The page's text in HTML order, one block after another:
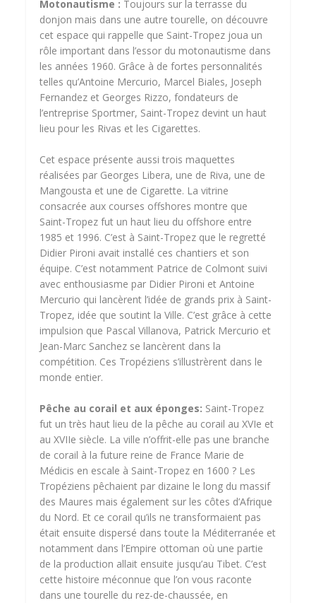
Motonautisme : Toujours sur la terrasse du
donjon mais dans une autre tourelle, on découvre
cet espace qui rappelle que Saint-Tropez joua un
rôle important dans l’essor du motonautisme dans
les années 1960. Grâce à de fortes personnalités
telles qu’Antoine Mercurio, Marcel Biales, Joseph
Fernandez et Georges Rizzo, fondateurs de
l’entreprise Sportmer, Saint-Tropez devint un haut
lieu pour les Rivas et les Cigarettes.
Cet espace présente aussi trois maquettes
réalisées par Georges Libera, une de Riva, une de
Mangousta et une de Cigarette. La vitrine
consacrée aux courses offshores montre que
Saint-Tropez fut un haut lieu du offshore entre
1985 et 1996. C’est à Saint-Tropez que le regretté
Didier Pironi avait installé ces chantiers et son
équipe. C’est notamment Patrice de Colmont suivi
avec enthousiasme par Didier Pironi et Antoine
Mercurio qui lancèrent l’idée de grands prix à Saint-
Tropez, idée que soutint la Ville. C’est grâce à cette
impulsion que Pascal Villanova, Patrick Mercurio et
Jean-Marc Sanchez se lancèrent dans la
compétition. Ces Tropéziens s’illustrèrent dans le
monde entier.
Pêche au corail et aux éponges: Saint-Tropez
fut un très haut lieu de la pêche au corail au XVIe et
au XVIIe siècle. La ville n’offrit-elle pas une branche
de corail à la future reine de France Marie de
Médicis en escale à Saint-Tropez en 1600 ? Les
Tropéziens pêchaient par dizaine le long du massif
des Maures mais également sur les côtes d’Afrique
du Nord. Et ce corail qu’ils ne transformaient pas
était ensuite dispersé dans toute la Méditerranée et
notamment dans l’Empire ottoman où une partie
de la production allait ensuite jusqu’au Tibet. C’est
cette histoire méconnue que l’on vous raconte
dans une tourelle du rez-de-chaussée, en